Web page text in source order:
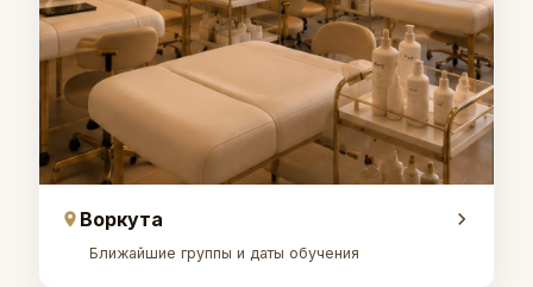
Воркута
Ближайшие группы и даты обучения